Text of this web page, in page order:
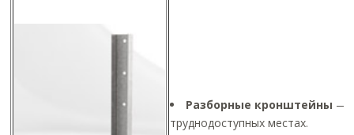
Разборные кронштейны —
труднодоступных местах.